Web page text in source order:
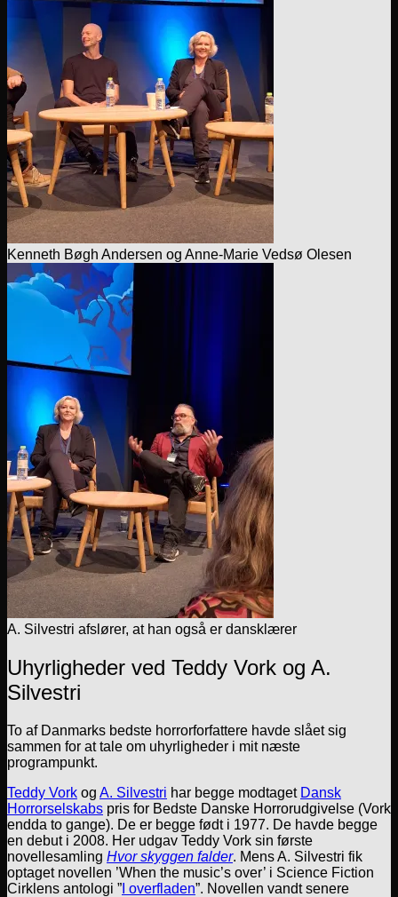
Kenneth Bøgh Andersen og Anne-Marie Vedsø Olesen
A. Silvestri afslører, at han også er dansklærer
Uhyrligheder ved Teddy Vork og A.
Silvestri
To af Danmarks bedste horrorforfattere havde slået sig
sammen for at tale om uhyrligheder i mit næste
programpunkt.
Teddy Vork og A. Silvestri har begge modtaget Dansk
Horrorselskabs pris for Bedste Danske Horrorudgivelse (Vork
endda to gange). De er begge født i 1977. De havde begge
en debut i 2008. Her udgav Teddy Vork sin første
novellesamling Hvor skyggen falder. Mens A. Silvestri fik
optaget novellen ’When the music’s over’ i Science Fiction
Cirklens antologi ” I overfladen”. Novellen vandt senere